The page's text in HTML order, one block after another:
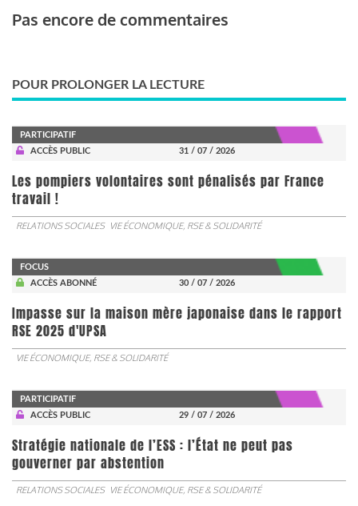
Pas encore de commentaires
POUR PROLONGER LA LECTURE
PARTICIPATIF
ACCÈS PUBLIC
31 / 07 / 2026
Les pompiers volontaires sont pénalisés par France
travail !
RELATIONS SOCIALES VIE ÉCONOMIQUE, RSE & SOLIDARITÉ
FOCUS
ACCÈS ABONNÉ
30 / 07 / 2026
Impasse sur la maison mère japonaise dans le rapport
RSE 2025 d'UPSA
VIE ÉCONOMIQUE, RSE & SOLIDARITÉ
PARTICIPATIF
ACCÈS PUBLIC
29 / 07 / 2026
Stratégie nationale de l’ESS : l’État ne peut pas
gouverner par abstention
RELATIONS SOCIALES VIE ÉCONOMIQUE, RSE & SOLIDARITÉ